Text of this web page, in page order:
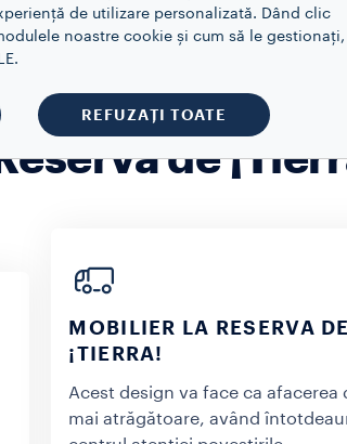
de
MOBILIER LA RESERVA DE
¡TIERRA!
Acest design va face ca afacerea
mai atrăgătoare, având
de utilizare personalizată. Dând clic
noastre cookie și cum să le gestionați,
REFUZAȚI TOATE